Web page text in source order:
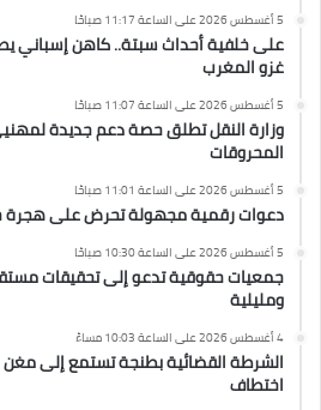
5 أغسطس 2026 على الساعة 11:17 صباحًا
على خلفية أحداث سبتة.. كاهن إسباني
غزو المغرب
5 أغسطس 2026 على الساعة 11:07 صباحًا
وزارة النقل تطلق حصة دعم جديدة
المحروقات
5 أغسطس 2026 على الساعة 11:01 صباحًا
دعوات رقمية مجهولة تحرض على هجرة
5 أغسطس 2026 على الساعة 10:30 صباحًا
جمعيات حقوقية تدعو إلى تحقيقات
ومليلية
4 أغسطس 2026 على الساعة 10:03 مساءً
الشرطة القضائية بطنجة تستمع إلى
اختطاف